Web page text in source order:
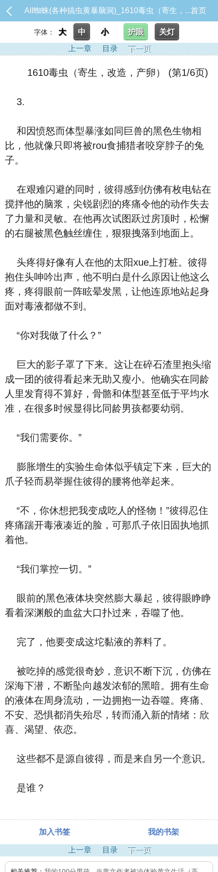
All蜘蛛(各种搞虫黄暴脑洞)_1610毒虫（寄生，改造，产卵）首页
字体： 大 中 小 护眼
关灯
上一章
目录 下一页
1610毒虫（寄生，改造，产卵） (第1/6页)
3.
和因愤怒而体型暴涨如同巨兽的黑色生物相
比，他就像只即将被rou食捕猎者咬穿脖子的兔
子。
在艰难闪避的同时，彼得感到仿佛有枚电钻在
搅拌他的脑浆，尖锐剧烈的疼痛令他的动作失去
了力量和灵敏。在他再次试图跃过房顶时，松懈
的右腿被黑色触丝缠住，狠狠拽落到地面上。
头疼得好像有人在他的太阳xue上打桩。彼得
抱住头呻吟出声，他不明白是什么原因让他这么
疼，疼得眼前一阵眩晕发黑，让他连原地站起身
面对毒液都做不到。
“你对我做了什么？”
巨大的影子罩了下来。这让在碎石渣里抱头缩
成一团的彼得看起来无助又瘦小。他确实在同龄
人里发育得不算好，骨骼和体型甚至低于平均水
准，在很多时候显得比同龄男孩都要幼弱。
“我们需要你。”
膨胀增生的实验生命体似乎镇定下来，巨大的
爪子轻而易举握住彼得的腰将他举起来。
“不，你休想把我变成吃人的怪物！”彼得忍住
疼痛踹开毒液凑近的脸，可那爪子依旧固执地抓
着他。
“我们掌控一切。”
眼前的黑色液体块突然膨大暴起，彼得眼睁睁
看着深渊般的血盆大口扑过来，吞噬了他。
完了，他要变成这坨黏液的养料了。
被吃掉的感觉很奇妙，意识不断下沉，仿佛在
深海下潜，不断坠向越发浓郁的黑暗。拥有生命
的液体在周身流动，一边拥抱一边吞噬。疼痛、
不安、恐惧都消失殆尽，转而涌入新的情绪：欣
喜、渴望、依恋。
这些都不是源自彼得，而是来自另一个意识。
是谁？
加入书签 我的书架
上一章 目录 下一页